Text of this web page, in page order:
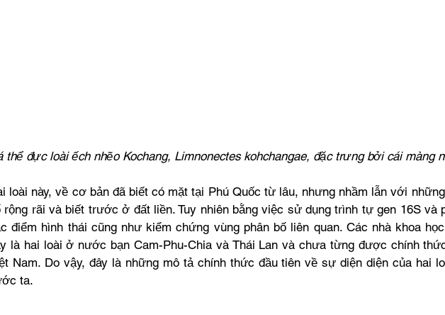
thể đực loài ếch nhẽo Kochang, Limnonectes kohchangae, đặc trưng bởi cái màng
loài này, về cơ bản đã biết có mặt tại Phú Quốc từ lâu, nhưng nhầm lẫn với
rộng rãi và biết trước ở đất liền. Tuy nhiên bằng việc sử dụng trình tự gen 16S và
điểm hình thái cũng như kiểm chứng vùng phân bố liên quan. Các nhà khoa
là hai loài ở nước bạn Cam-Phu-Chia và Thái Lan và chưa từng được chính
Nam. Do vậy, đây là những mô tả chính thức đầu tiên về sự diện diện của hai
ta.